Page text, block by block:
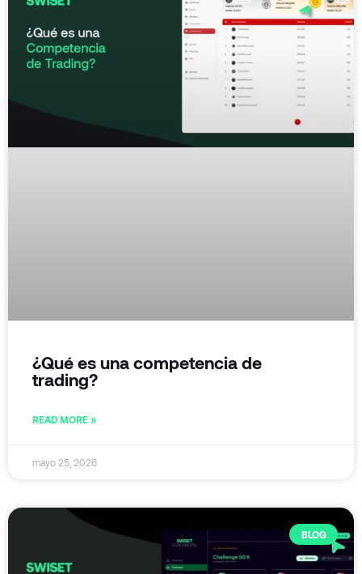
¿Qué es una competencia de
trading?
READ MORE »
mayo 25, 2026
BLOG